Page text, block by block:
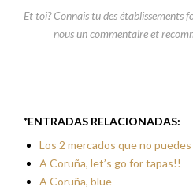
Et toi? Connais tu des établissements
nous un commentaire et
*ENTRADAS RELACIONADAS:
Los 2 mercados que no
A Coruña, let’s go for tapas!!
A Coruña, blue